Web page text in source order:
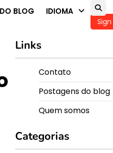
BLOG IDIOMA
Sign
Links
Contato
Postagens do blog
Quem somos
Categorias